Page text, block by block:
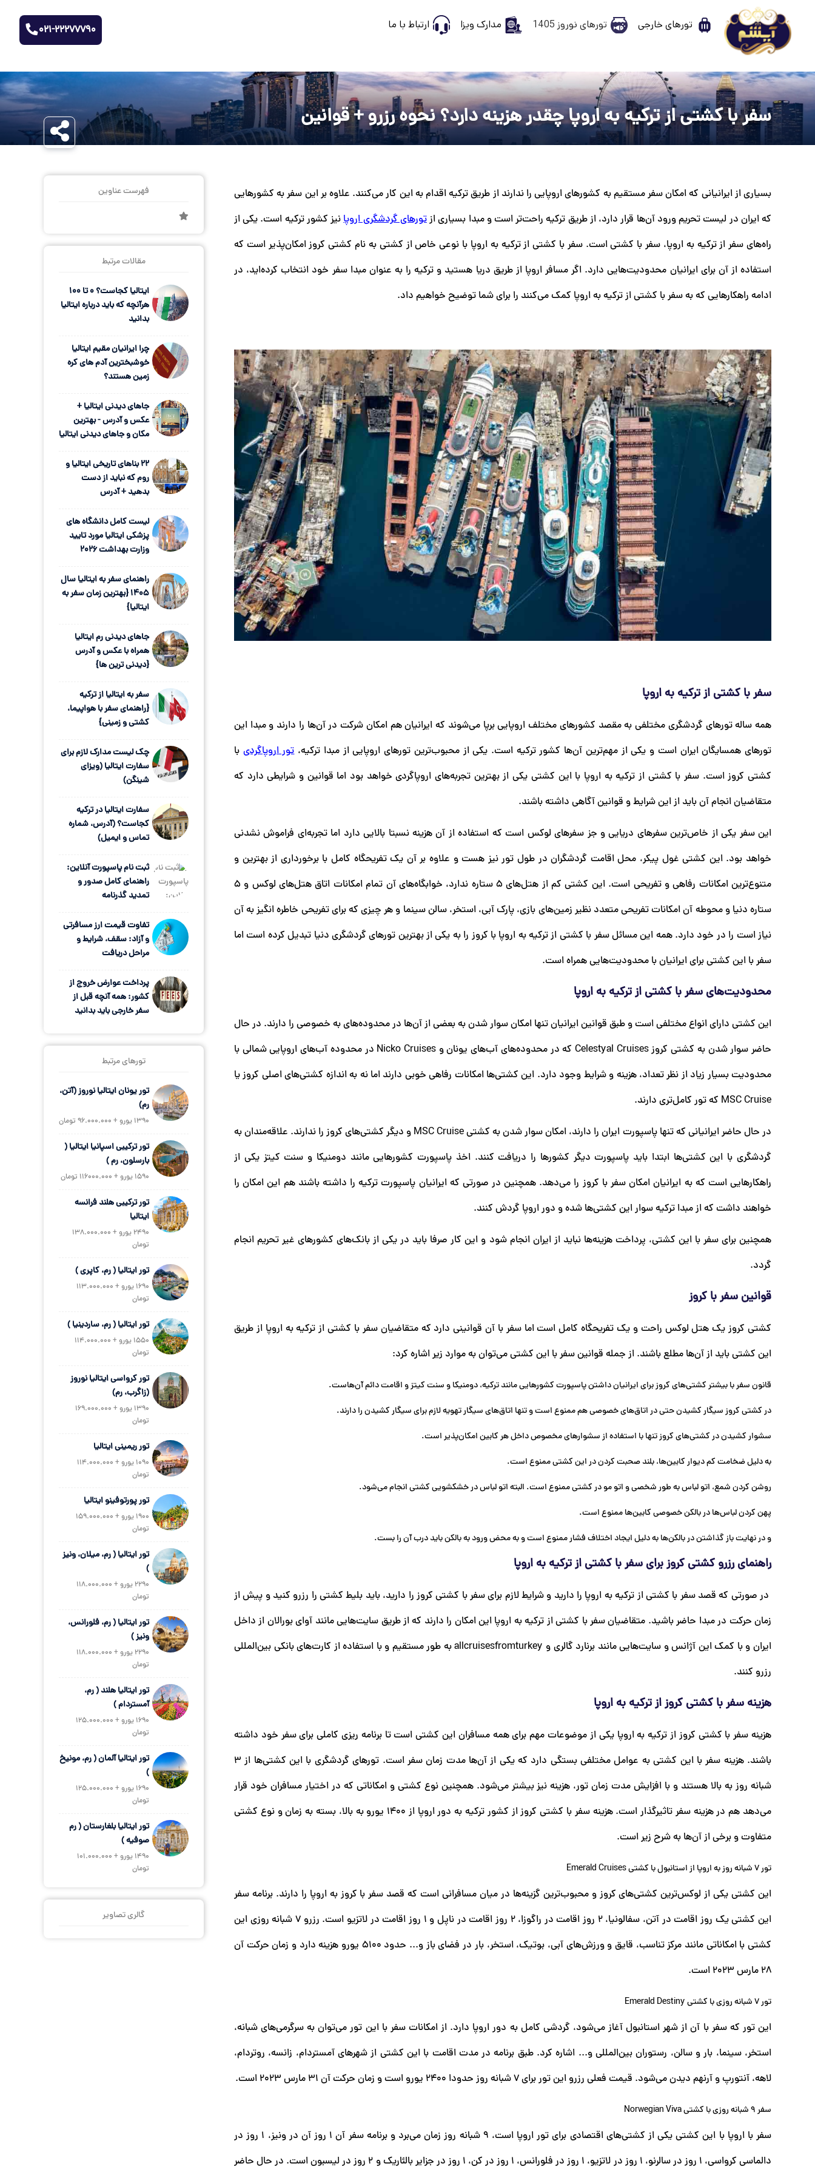
تورهای خارجی تورهای نوروز 1405 مدارک ویزا ارتباط با ما 021-22277790
سفر با کشتی از ترکیه به اروپا چقدر هزینه دارد؟ نحوه رزرو + قوانین
بسیاری از ایرانیانی که امکان سفر مستقیم به کشورهای اروپایی را ندارند از طریق ترکیه اقدام به این کار می‌کنند. علاوه بر این سفر به کشورهایی
که ایران در لیست تحریم ورود آن‌ها قرار دارد، از طریق ترکیه راحت‌تر است و مبدا بسیاری ازتورهای گردشگری اروپانیز کشور ترکیه است. یکی از
راه‌های سفر از ترکیه به اروپا، سفر با کشتی است. سفر با کشتی از ترکیه به اروپا با نوعی خاص از کشتی به نام کشتی کروز امکان‌پذیر است که
استفاده از آن برای ایرانیان محدودیت‌هایی دارد. اگر مسافر اروپا از طریق دریا هستید و ترکیه را به عنوان مبدا سفر خود انتخاب کرده‌اید، در
ادامه راهکارهایی که به سفر با کشتی از ترکیه به اروپا کمک می‌کنند را برای شما توضیح خواهیم داد.
سفر با کشتی از ترکیه به اروپا
همه ساله تورهای گردشگری مختلفی به مقصد کشورهای مختلف اروپایی برپا می‌شوند که ایرانیان هم امکان شرکت در آن‌ها را دارند و مبدا این
تورهای همسایگان ایران است و یکی از مهم‌ترین آن‌ها کشور ترکیه است. یکی از محبوب‌ترین تورهای اروپایی از مبدا ترکیه،تور اروپاگردی با
کشتی کروز است. سفر با کشتی از ترکیه به اروپا با این کشتی یکی از بهترین تجربه‌های اروپاگردی خواهد بود اما قوانین و شرایطی دارد که
متقاضیان انجام آن باید از این شرایط و قوانین آگاهی داشته باشند.
این سفر یکی از خاص‌ترین سفرهای دریایی و جز سفرهای لوکس است که استفاده از آن هزینه نسبتا بالایی دارد اما تجربه‌ای فراموش نشدنی
خواهد بود. این کشتی غول پیکر، محل اقامت گردشگران در طول تور نیز هست و علاوه بر آن یک تفریحگاه‌ کامل با برخورداری از بهترین و
متنوع‌ترین امکانات رفاهی و تفریحی است. این کشتی کم از هتل‌های 5 ستاره ندارد، خوابگاه‌های آن تمام امکانات اتاق‌ هتل‌های لوکس و 5
ستاره دنیا و محوطه آن امکانات تفریحی متعدد نظیر زمین‌های بازی، پارک آبی، استخر، سالن سینما و هر چیزی که برای تفریحی خاطره انگیز به آن
نیاز است را در خود دارد. همه این مسائل سفر با کشتی از ترکیه به اروپا با کروز را به یکی از بهترین تورهای گردشگری دنیا تبدیل کرده است اما
سفر با این کشتی برای ایرانیان با محدودیت‌هایی همراه است.
محدودیت‌های سفر با کشتی از ترکیه به اروپا
این کشتی دارای انواع مختلفی است و طبق قوانین ایرانیان تنها امکان سوار شدن به بعضی از آن‌ها در محدوده‌های به خصوصی را دارند. در حال
حاضر سوار شدن به کشتی کروز Celestyal Cruises که در محدوده‌های آب‌های یونان و Nicko Cruises در محدوده آب‌های اروپایی شمالی با
محدودیت بسیار زیاد از نظر تعداد، هزینه و شرایط وجود دارد. این کشتی‌ها امکانات رفاهی خوبی دارند اما نه به اندازه کشتی‌های اصلی کروز یا
MSC Cruise که تور کامل‌تری دارند.
در حال حاضر ایرانیانی که تنها پاسپورت ایران را دارند، امکان سوار شدن به کشتی MSC Cruise و دیگر کشتی‌های کروز را ندارند. علاقه‌مندان به
گردشگری با این کشتی‌ها ابتدا باید پاسپورت دیگر کشورها را دریافت کنند. اخذ پاسپورت کشورهایی مانند دومنیکا و سنت کیتز یکی از
راهکارهایی است که به ایرانیان امکان سفر با کروز را می‌دهد. همچنین در صورتی که ایرانیان پاسپورت ترکیه را داشته باشند هم این امکان را
خواهند داشت که از مبدا ترکیه سوار این کشتی‌ها شده و دور اروپا گردش کنند.
همچنین برای سفر با این کشتی، پرداخت هزینه‌ها نباید از ایران انجام شود و این کار صرفا باید در یکی از بانک‌های کشورهای غیر تحریم انجام
گردد.
قوانین سفر با کروز
کشتی کروز یک هتل لوکس راحت و یک تفریحگاه کامل است اما سفر با آن قوانینی دارد که متقاضیان سفر با کشتی از ترکیه به اروپا از طریق
این کشتی باید از آن‌ها مطلع باشند. از جمله قوانین سفر با این کشتی می‌توان به موارد زیر اشاره کرد:
قانون سفر با بیشتر کشتی‌های کروز برای ایرانیان داشتن پاسپورت کشورهایی مانند ترکیه، دومنیکا و سنت کیتز و اقامت دائم آن‌هاست.
در کشتی کروز سیگار کشیدن حتی در اتاق‌های خصوصی هم ممنوع است و تنها اتاق‌های سیگار تهویه لازم برای سیگار کشیدن را دارند.
سشوار کشیدن در کشتی‌های کروز تنها با استفاده از سشوارهای مخصوص داخل هر کابین امکان‌پذیر است.
به دلیل ضخامت کم دیوار کابین‌ها، بلند صحبت کردن در این کشتی ممنوع است.
روشن کردن شمع، اتو لباس به طور شخصی و اتو مو در کشتی ممنوع است. البته اتو لباس در خشکشویی کشتی انجام می‌شود.
پهن کردن لباس‌ها در بالکن خصوصی کابین‌ها ممنوع است.
و در نهایت باز گذاشتن در بالکن‌ها به دلیل ایجاد اختلاف فشار ممنوع است و به محض ورود به بالکن باید درب آن را بست.
راهنمای رزرو کشتی کروز برای سفر با کشتی از ترکیه به اروپا
در صورتی که قصد سفر با کشتی از ترکیه به اروپا را دارید و شرایط لازم برای سفر با کشتی کروز را دارید، باید بلیط کشتی را رزرو کنید و پیش از
زمان حرکت در مبدا حاضر باشید. متقاضیان سفر با کشتی از ترکیه به اروپا این امکان را دارند که از طریق سایت‌هایی مانند آوای بورالان از داخل
ایران و با کمک این آژانس و سایت‌هایی مانند برنارد گالری و allcruisesfromturkey به طور مستقیم و با استفاده از کارت‌های بانکی بین‌المللی
رزرو کنند.
هزینه سفر با کشتی کروز از ترکیه به اروپا
هزینه سفر با کشتی کروز از ترکیه به اروپا یکی از موضوعات مهم برای همه مسافران این کشتی است تا برنامه ریزی کاملی برای سفر خود داشته
باشند. هزینه سفر با این کشتی به عوامل مختلفی بستگی دارد که یکی از آن‌ها مدت زمان سفر است. تورهای گردشگری با این کشتی‌ها از 3
شبانه روز به بالا هستند و با افزایش مدت زمان تور، هزینه نیز بیشتر می‌شود. همچنین نوع کشتی و امکاناتی که در اختیار مسافران خود قرار
می‌دهد هم در هزینه سفر تاثیرگذار است. هزینه سفر با کشتی کروز از کشور ترکیه به دور اروپا از 1400 یورو به بالا، بسته به زمان و نوع کشتی
متفاوت و برخی از آن‌ها به شرح زیر است.
تور 7 شبانه روز به اروپا از استانبول با کشتی Emerald Cruises
این کشتی یکی از لوکس‌ترین کشتی‌های کروز و محبوب‌ترین گزینه‌ها در میان مسافرانی است که قصد سفر با کروز به اروپا را دارند. برنامه سفر
این کشتی یک روز اقامت در آتن، سفالونیا، 2 روز اقامت در راگوزا، 2 روز اقامت در ناپل و 1 روز اقامت در لاتزیو است. رزرو 7 شبانه روزی این
کشتی با امکاناتی مانند مرکز تناسب، قایق و ورزش‌های آبی، بوتیک، استخر، بار در فضای باز و... حدود 5100 یورو هزینه دارد و زمان حرکت آن
28 مارس 2023 است.
تور 7 شبانه روزی با کشتی Emerald Destiny
این تور که سفر با آن از شهر استانبول آغاز می‌شود، گردشی کامل به دور اروپا دارد. از امکانات سفر با این تور می‌توان به سرگرمی‌های شبانه،
استخر، سینما، بار و سالن، رستوران بین‌المللی و... اشاره کرد. طبق برنامه در مدت اقامت با این کشتی از شهرهای آمستردام، زانسه، روتردام،
لاهه، آنتورپ و آرنهم دیدن می‌شود. قیمت فعلی رزرو این تور برای 7 شبانه روز حدودا 2400 یورو است و زمان حرکت آن 31 مارس 2023 است.
سفر 9 شبانه روزی با کشتی Norwegian Viva
سفر با اروپا با این کشتی یکی از کشتی‌های اقتصادی برای تور اروپا است، 9 شبانه روز زمان می‌برد و برنامه سفر آن 1 روز آن در ونیز، 1 روز در
دالماسی کرواسی، 1 روز در سالرنو، 1 روز در لاتزیو، 1 روز در فلورانس، 1 روز در کن، 1 روز در جزایر بالئاریک و 2 روز در لیسبون است. در حال حاضر
فهرست عناوین
مقالات مرتبط
ایتالیا کجاست؟ 0 تا 100
هرآنچه که باید درباره ایتالیا
بدانید
چرا ایرانیان مقیم ایتالیا
خوشبخترین آدم های کره
زمین هستند؟
جاهای دیدنی ایتالیا +
عکس و آدرس - بهترین
مکان و جاهای دیدنی ایتالیا
22 بناهای تاریخی ایتالیا و
روم که نباید از دست
بدهید + آدرس
لیست کامل دانشگاه های
پزشکی ایتالیا مورد تایید
وزارت بهداشت 2026
راهنمای سفر به ایتالیا سال
1405 {بهترین زمان سفر به
ایتالیا}
جاهای دیدنی رم ایتالیا
همراه با عکس و آدرس
{دیدنی ترین ها}
سفر به ایتالیا از ترکیه
{راهنمای سفر با هواپیما،
کشتی و زمینی}
چک لیست مدارک لازم برای
سفارت ایتالیا (ویزای
شینگن)
سفارت ایتالیا در ترکیه
کجاست؟ (آدرس، شماره
تماس و ایمیل)
ثبت نام پاسپورت آنلاین:
راهنمای کامل صدور و
تمدید گذرنامه
تفاوت قیمت ارز مسافرتی
و آزاد: سقف، شرایط و
مراحل دریافت
پرداخت عوارض خروج از
کشور: همه آنچه قبل از
سفر خارجی باید بدانید
تورهای مرتبط
تور یونان ایتالیا نوروز (آتن،
رم)
1390 یورو + 96.000.000 تومان
تور ترکیبی اسپانیا ایتالیا (
بارسلون، رم )
1590 یورو + 116000.000 تومان
تور ترکیبی هلند فرانسه
ایتالیا
2490 یورو + 138.000.000
تومان
تور ایتالیا ( رم، کاپری )
1690 یورو + 113.000.000
تومان
تور ایتالیا ( رم، ساردینیا )
1550 یورو + 114.000.000
تومان
تور کرواسی ایتالیا نوروز
(زاگرب، رم)
1390 یورو + 169.000.000
تومان
تور ریمینی ایتالیا
1090 یورو + 114.000.000
تومان
تور پورتوفینو ایتالیا
1900 یورو + 159.000.000
تومان
تور ایتالیا ( رم، میلان، ونیز
)
2290 یورو + 118.000.000
تومان
تور ایتالیا ( رم، فلورانس،
ونیز )
2290 یورو + 118.000.000
تومان
تور ایتالیا هلند ( رم،
آمستردام )
1690 یورو + 125.000.000
تومان
تور ایتالیا آلمان ( رم، مونیخ
)
1690 یورو + 125.000.000
تومان
تور ایتالیا بلغارستان ( رم
صوفیه )
1490 یورو + 101.000.000
تومان
گالری تصاویر